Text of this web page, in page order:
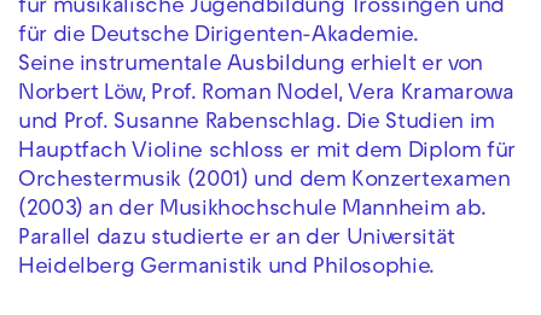
für musikalische Jugendbildung Trossingen und
für die Deutsche Dirigenten-Akademie.
Seine instrumentale Ausbildung erhielt er von
Norbert Löw, Prof. Roman Nodel, Vera Kramarowa
und Prof. Susanne Rabenschlag. Die Studien im
Hauptfach Violine schloss er mit dem Diplom für
Orchestermusik (2001) und dem Konzertexamen
(2003) an der Musikhochschule Mannheim ab.
Parallel dazu studierte er an der Universität
Heidelberg Germanistik und Philosophie.